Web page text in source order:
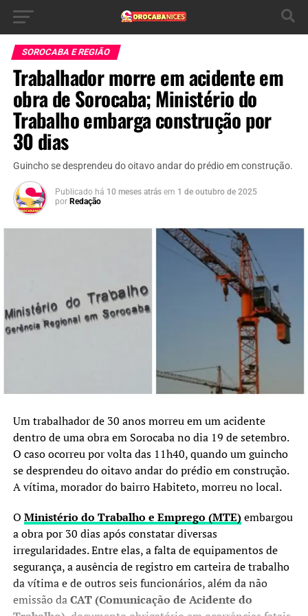
SOROCABA E REGIÃO
Trabalhador morre em acidente em
obra de Sorocaba; Ministério do
Trabalho embarga construção por
30 dias
Guincho se desprendeu do oitavo andar do prédio em construção.
Publicado há 10 meses atrás em 1 de outubro de 2025
por Redação
Um trabalhador de 30 anos morreu em um acidente
dentro de uma obra em Sorocaba no dia 19 de setembro.
O caso ocorreu por volta das 11h40, quando um guincho
se desprendeu do oitavo andar do prédio em construção.
A vítima, morador do bairro Habiteto, morreu no local.
O Ministério do Trabalho e Emprego (MTE)embargou
a obra por 30 dias após constatar diversas
irregularidades. Entre elas, a falta de equipamentos de
segurança, a ausência de registro em carteira de trabalho
da vítima e de outros seis funcionários, além da não
emissão daCAT (Comunicação de Acidente do